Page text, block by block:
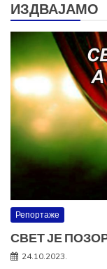
ИЗДВАЈАМО
Репортаже
СВЕТ ЈЕ
24.10.2023.